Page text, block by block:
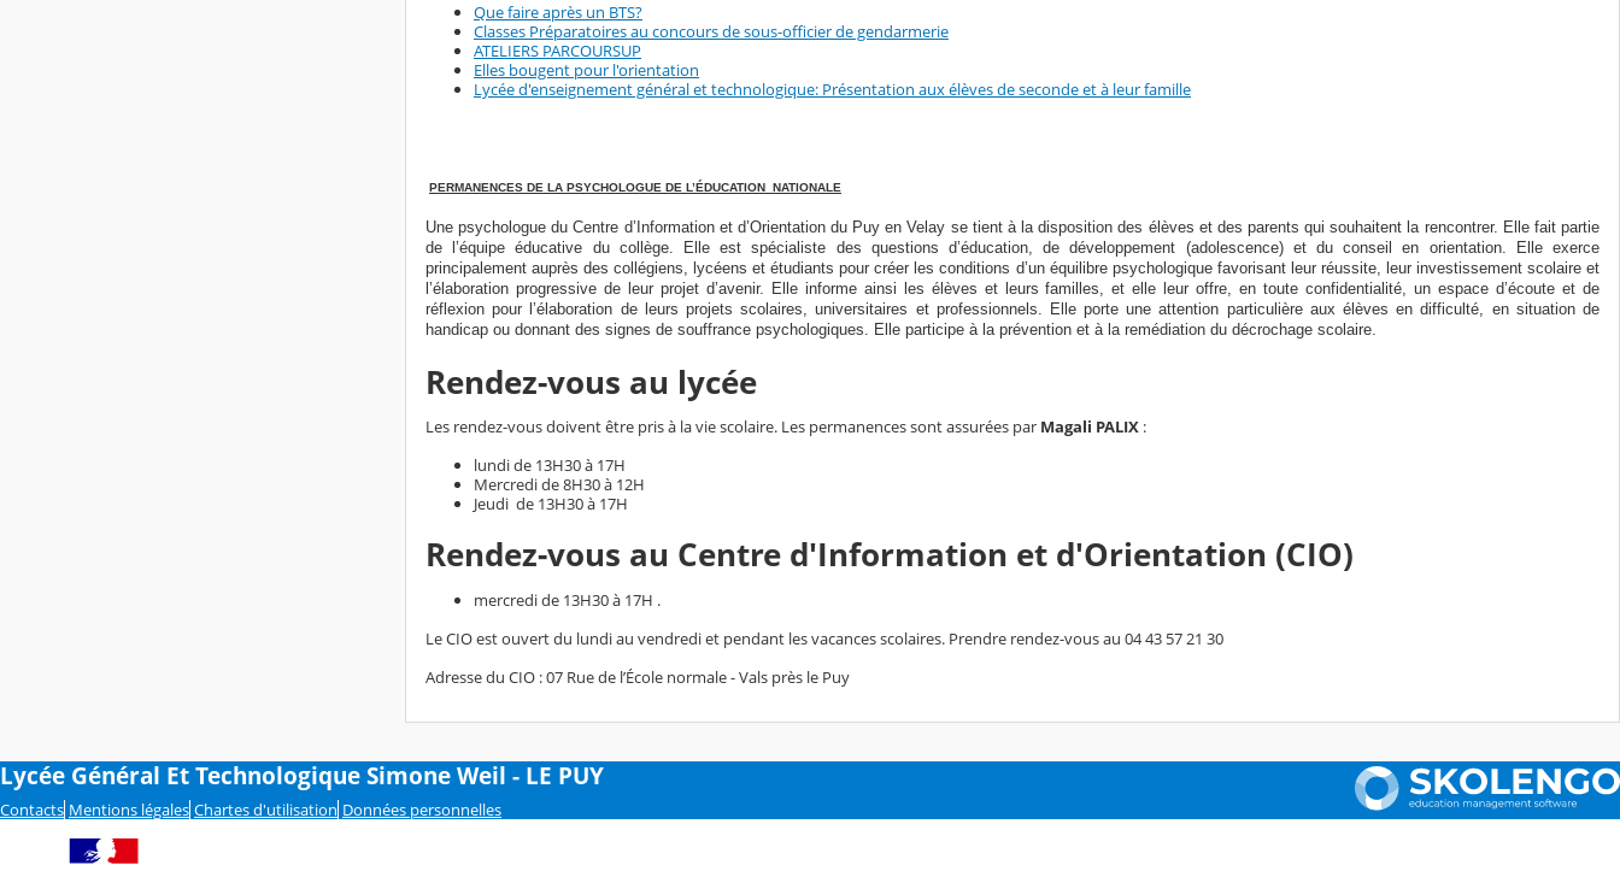
Que faire après un BTS?
Classes Préparatoires au concours de sous-officier de gendarmerie
ATELIERS PARCOURSUP
Elles bougent pour l'orientation
Lycée d'enseignement général et technologique: Présentation aux élèves de seconde et à leur famille
PERMANENCES DE LA PSYCHOLOGUE DE L’ÉDUCATION NATIONALE
Une psychologue du Centre d’Information et d’Orientation du Puy en Velay se tient à la disposition des élèves et des parents qui souhaitent la rencontrer. Elle fait partie
de l’équipe éducative du collège. Elle est spécialiste des questions d’éducation, de développement (adolescence) et du conseil en orientation. Elle exerce
principalement auprès des collégiens, lycéens et étudiants pour créer les conditions d’un équilibre psychologique favorisant leur réussite, leur investissement scolaire et
l’élaboration progressive de leur projet d’avenir. Elle informe ainsi les élèves et leurs familles, et elle leur offre, en toute confidentialité, un espace d’écoute et de
réflexion pour l’élaboration de leurs projets scolaires, universitaires et professionnels. Elle porte une attention particulière aux élèves en difficulté, en situation de
handicap ou donnant des signes de souffrance psychologiques. Elle participe à la prévention et à la remédiation du décrochage scolaire.
Rendez-vous au lycée
Les rendez-vous doivent être pris à la vie scolaire. Les permanences sont assurées par Magali PALIX :
lundi de 13H30 à 17H
Mercredi de 8H30 à 12H
Jeudi de 13H30 à 17H
Rendez-vous au Centre d'Information et d'Orientation (CIO)
mercredi de 13H30 à 17H .
Le CIO est ouvert du lundi au vendredi et pendant les vacances scolaires. Prendre rendez-vous au 04 43 57 21 30
Adresse du CIO : 07 Rue de l’École normale - Vals près le Puy
Lycée Général Et Technologique Simone Weil - LE PUY
Contacts Mentions légales Chartes d'utilisation Données personnelles